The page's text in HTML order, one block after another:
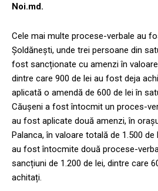
Noi.md.
Cele mai multe procese-verbale au
Șoldănești, unde trei persoane din
fost sancționate cu amenzi în
dintre care 900 de lei au fost deja
aplicată o amendă de 600 de lei în
Căușeni a fost întocmit un proces-
au fost aplicate două amenzi, în
Palanca, în valoare totală de 1.500
au fost întocmite două procese-
sancțiuni de 1.200 de lei, dintre care
achitați.